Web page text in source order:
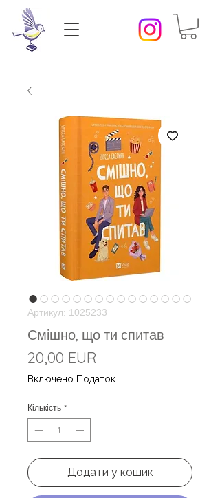
Артикул: 1025233
Смішно, що ти спитав
20,00 EUR
Включено Податок
Кількість *
Додати у кошик